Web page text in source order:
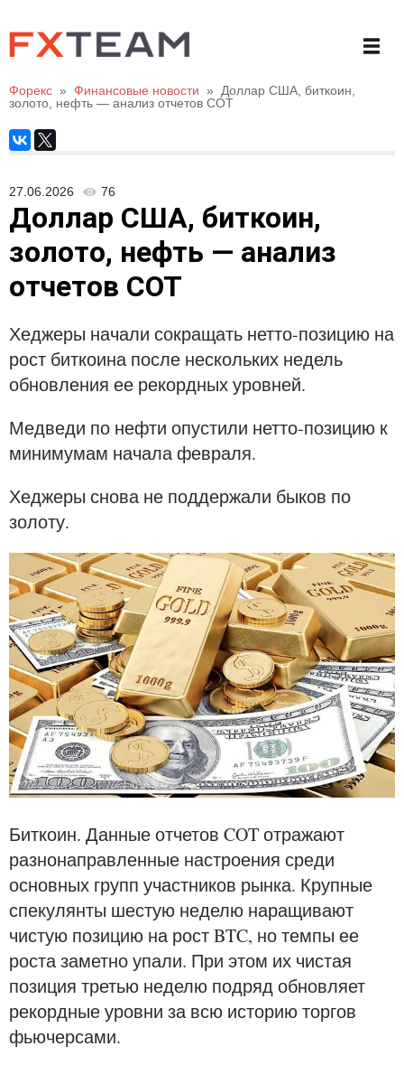
Форекс » Финансовые новости »
Доллар США, биткоин,
золото, нефть — анализ отчетов СОТ
27.06.2026 76
Доллар США, биткоин,
золото, нефть — анализ
отчетов СОТ
Хеджеры начали сокращать нетто-позицию на
рост биткоина после нескольких недель
обновления ее рекордных уровней.
Медведи по нефти опустили нетто-позицию к
минимумам начала февраля.
Хеджеры снова не поддержали быков по
золоту.
Биткоин. Данные отчетов COT отражают
разнонаправленные настроения среди
основных групп участников рынка. Крупные
спекулянты шестую неделю наращивают
чистую позицию на рост BTC, но темпы ее
роста заметно упали. При этом их чистая
позиция третью неделю подряд обновляет
рекордные уровни за всю историю торгов
фьючерсами.